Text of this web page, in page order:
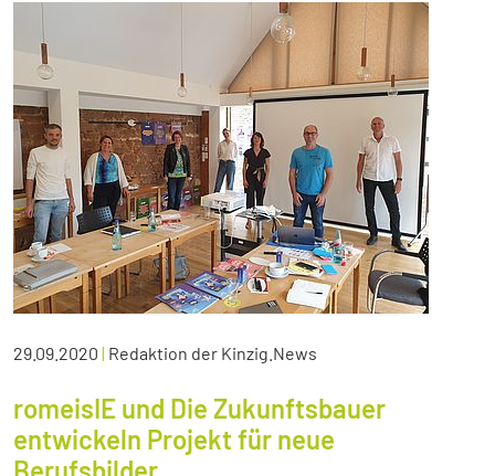
29.09.2020 | Redaktion der Kinzig.News
romeisIE und Die Zukunftsbauer
entwickeln Projekt für neue